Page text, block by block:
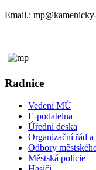
Email.:
Radnice
Vedení MÚ
E-podatelna
Úřední deska
Organizační řád a
Odbory
Městská policie